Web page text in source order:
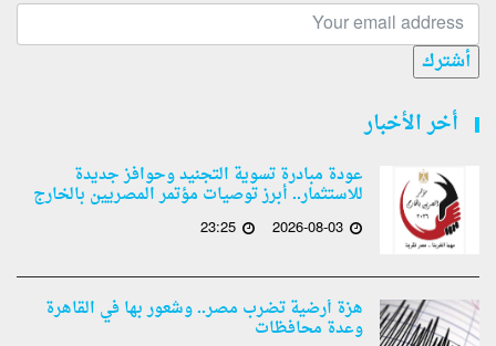
أشترك
أخر الأخبار
عودة مبادرة تسوية التجنيد وحوافز جديدة
للاستثمار.. أبرز توصيات مؤتمر المصريين بالخارج
2026-08-03
23:25
هزة أرضية تضرب مصر.. وشعور بها في القاهرة
وعدة محافظات